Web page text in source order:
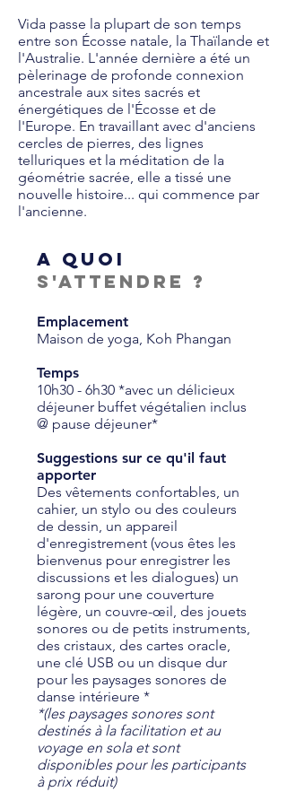
Vida passe la plupart de son temps
entre son Écosse natale, la Thaïlande et
l'Australie. L'année dernière a été un
pèlerinage de profonde connexion
ancestrale aux sites sacrés et
énergétiques de l'Écosse et de
l'Europe. En travaillant avec d'anciens
cercles de pierres, des lignes
telluriques et la méditation de la
géométrie sacrée, elle a tissé une
nouvelle histoire... qui commence par
l'ancienne.
A quoi
s'attendre ?
Emplacement
Maison de yoga, Koh Phangan
Temps
10h30 - 6h30 *avec un délicieux
déjeuner buffet végétalien inclus
@ pause déjeuner*
Suggestions sur ce qu'il faut
apporter
Des vêtements confortables, un
cahier, un stylo ou des couleurs
de dessin, un appareil
d'enregistrement (vous êtes les
bienvenus pour enregistrer les
discussions et les dialogues) un
sarong pour une couverture
légère, un couvre-œil, des jouets
sonores ou de petits instruments,
des cristaux, des cartes oracle,
une clé USB ou un disque dur
pour les paysages sonores de
danse intérieure *
*(les paysages sonores sont
destinés à la facilitation et au
voyage en sola et sont
disponibles pour les participants
à prix réduit)